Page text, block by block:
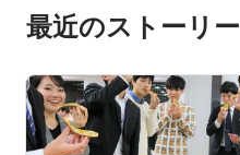
最近のストーリー